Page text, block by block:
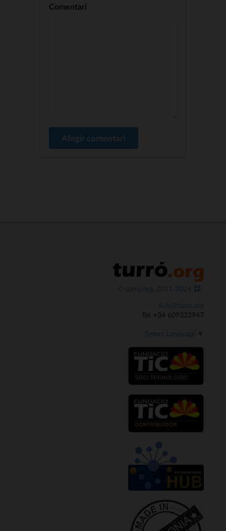
Comentari
Afegir comentari
© turro.org, 2011-2024
lluis@turro.org
Tel. +34 609323947
Select Language